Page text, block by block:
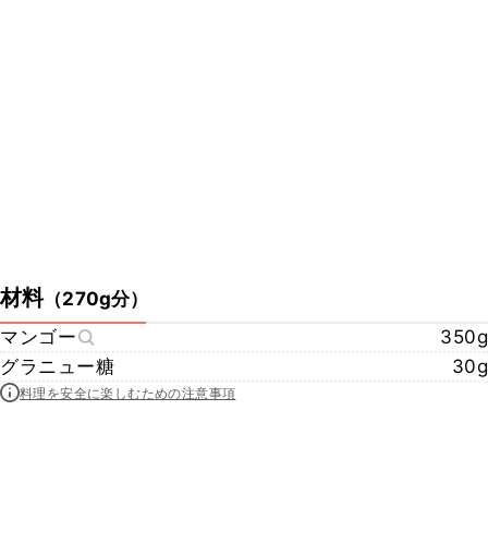
材料（270g分）
マンゴー
350g
グラニュー糖
30g
料理を安全に楽しむための注意事項